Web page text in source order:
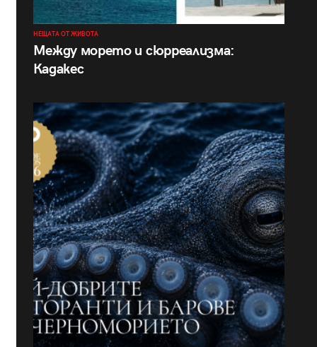
НЕЩАТА ОТ ЖИВОТА
Между морето и сюрреализма:
Кадакес